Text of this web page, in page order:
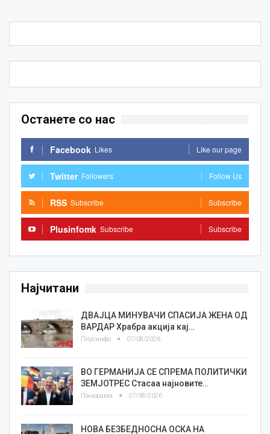
Останете со нас
Facebook Likes Like our page
Twitter Followers Follow Us
RSS Subscribe Subscribe
Plusinfomk Subscribe Subscribe
Најчитани
ДВАЈЦА МИНУВАЧИ СПАСИЈА ЖЕНА ОД
ВАРДАР Храбра акција кај…
Плусинфо 07/08/2026
ВО ГЕРМАНИЈА СЕ СПРЕМА ПОЛИТИЧКИ
ЗЕМЈОТРЕС Стасаа најновите…
Панорама 07/08/2026
НОВА БЕЗБЕДНОСНА ОСКА НА